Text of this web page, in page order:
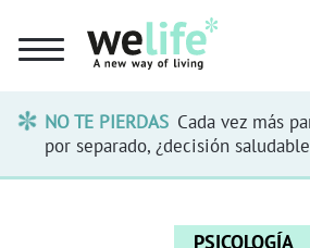
NO TE PIERDAS Cada vez más
por separado, ¿decisión
PSICOLOGÍA